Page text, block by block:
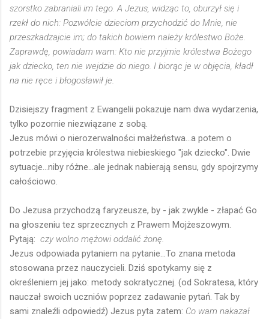
szorstko zabraniali im tego. A Jezus, widząc to, oburzył się i
rzekł do nich: Pozwólcie dzieciom przychodzić do Mnie, nie
przeszkadzajcie im; do takich bowiem należy królestwo Boże.
Zaprawdę, powiadam wam: Kto nie przyjmie królestwa Bożego
jak dziecko, ten nie wejdzie do niego. I biorąc je w objęcia, kładł
na nie ręce i błogosławił je.
Dzisiejszy fragment z Ewangelii pokazuje nam dwa wydarzenia,
tylko pozornie niezwiązane z sobą.
Jezus mówi o nierozerwalności małżeństwa...a potem o
potrzebie przyjęcia królestwa niebieskiego "jak dziecko". Dwie
sytuacje...niby różne...ale jednak nabierają sensu, gdy spojrzymy
całościowo.
Do Jezusa przychodzą faryzeusze, by - jak zwykle - złapać Go
na głoszeniu tez sprzecznych z Prawem Mojżeszowym.
Pytają: czy wolno mężowi oddalić żonę.
Jezus odpowiada pytaniem na pytanie...To znana metoda
stosowana przez nauczycieli. Dziś spotykamy się z
określeniem jej jako: metody sokratycznej. (od Sokratesa, który
nauczał swoich uczniów poprzez zadawanie pytań. Tak by
sami znaleźli odpowiedź) Jezus pyta zatem: Co wam nakazał